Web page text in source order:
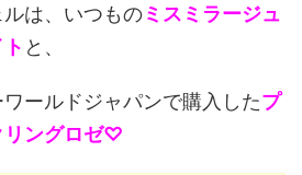
は、いつものミスミラージュ
と、
ールドジャパンで購入したプ
リングロゼ♡